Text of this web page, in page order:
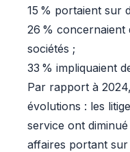
15 % portaient sur
26 % concernaient
sociétés ;
33 % impliquaient
Par rapport à
évolutions : les
service ont
affaires portant sur